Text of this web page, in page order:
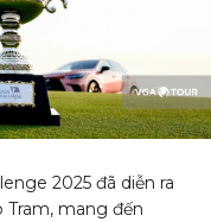
2025 đã diễn ra
Tram, mang đến